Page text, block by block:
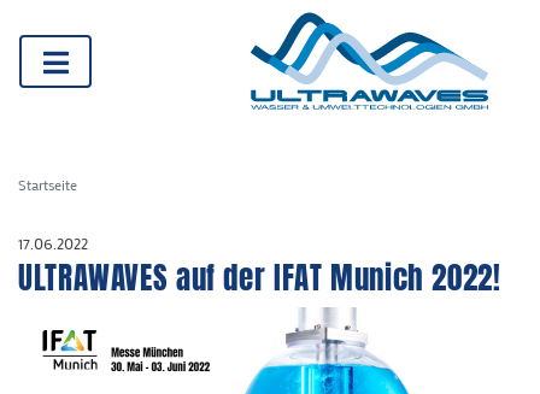
Startseite
17.06.2022
ULTRAWAVES auf der IFAT Munich 2022!